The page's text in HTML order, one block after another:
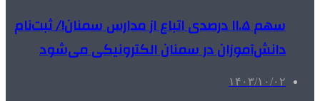
سهم ۱۱.۵ درصدی اتباع از مدارس سمنان!/ ثبت‌نام
دانش‌آموزان در سمنان الکترونیکی می‌شود
۱۴۰۳/۱۰/۰۲